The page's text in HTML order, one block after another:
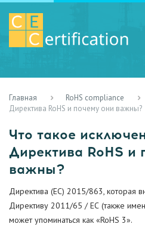
Главная RoHS compliance
Директива RoHS и почему они важны?
Что такое
Директива RoHS и
важны?
Директива (ЕС) 2015/863, которая
Директиву 2011/65 / ЕС (также
может упоминаться как «RoHS 3».